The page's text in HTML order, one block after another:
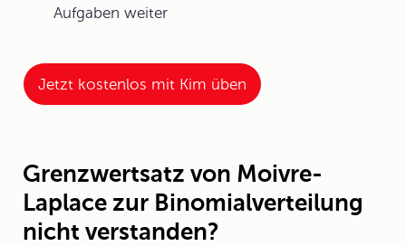
Aufgaben weiter
Jetzt kostenlos mit Kim üben
Grenzwertsatz von Moivre-
Laplace zur Binomialverteilung
nicht verstanden?